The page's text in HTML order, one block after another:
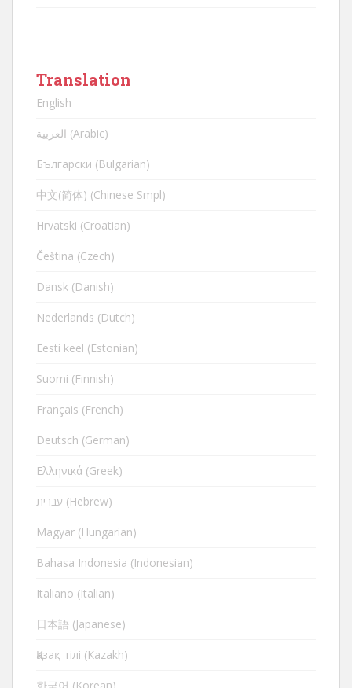
Translation
English
العربية (Arabic)
Български (Bulgarian)
中文(简体) (Chinese Smpl)
Hrvatski (Croatian)
Čeština (Czech)
Dansk (Danish)
Nederlands (Dutch)
Eesti keel (Estonian)
Suomi (Finnish)
Français (French)
Deutsch (German)
Ελληνικά (Greek)
עברית (Hebrew)
Magyar (Hungarian)
Bahasa Indonesia (Indonesian)
Italiano (Italian)
日本語 (Japanese)
Қазақ тілі (Kazakh)